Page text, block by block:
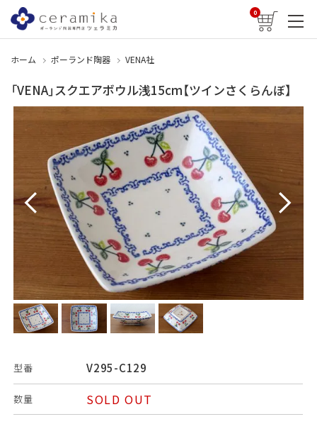
0
ホーム ポーランド陶器 VENA社
「VENA」スクエアボウル浅15cm【ツインさくらんぼ】
型番 V295-C129
数量 SOLD OUT